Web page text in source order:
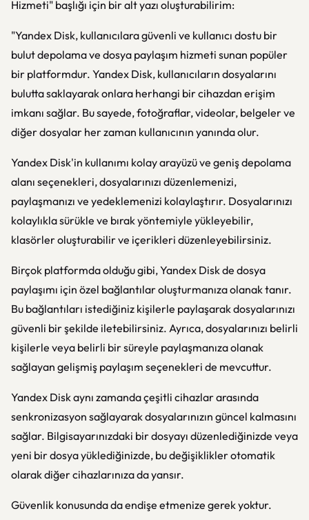
Hizmeti" başlığı için bir alt yazı oluşturabilirim:
"Yandex Disk, kullanıcılara güvenli ve kullanıcı dostu bir
bulut depolama ve dosya paylaşım hizmeti sunan popüler
bir platformdur. Yandex Disk, kullanıcıların dosyalarını
bulutta saklayarak onlara herhangi bir cihazdan erişim
imkanı sağlar. Bu sayede, fotoğraflar, videolar, belgeler ve
diğer dosyalar her zaman kullanıcının yanında olur.
Yandex Disk'in kullanımı kolay arayüzü ve geniş depolama
alanı seçenekleri, dosyalarınızı düzenlemenizi,
paylaşmanızı ve yedeklemenizi kolaylaştırır. Dosyalarınızı
kolaylıkla sürükle ve bırak yöntemiyle yükleyebilir,
klasörler oluşturabilir ve içerikleri düzenleyebilirsiniz.
Birçok platformda olduğu gibi, Yandex Disk de dosya
paylaşımı için özel bağlantılar oluşturmanıza olanak tanır.
Bu bağlantıları istediğiniz kişilerle paylaşarak dosyalarınızı
güvenli bir şekilde iletebilirsiniz. Ayrıca, dosyalarınızı belirli
kişilerle veya belirli bir süreyle paylaşmanıza olanak
sağlayan gelişmiş paylaşım seçenekleri de mevcuttur.
Yandex Disk aynı zamanda çeşitli cihazlar arasında
senkronizasyon sağlayarak dosyalarınızın güncel kalmasını
sağlar. Bilgisayarınızdaki bir dosyayı düzenlediğinizde veya
yeni bir dosya yüklediğinizde, bu değişiklikler otomatik
olarak diğer cihazlarınıza da yansır.
Güvenlik konusunda da endişe etmenize gerek yoktur.